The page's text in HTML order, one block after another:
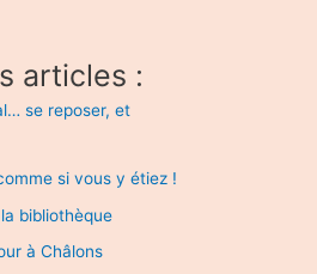
articles :
se reposer, et
si vous y étiez !
bibliothèque
à Châlons